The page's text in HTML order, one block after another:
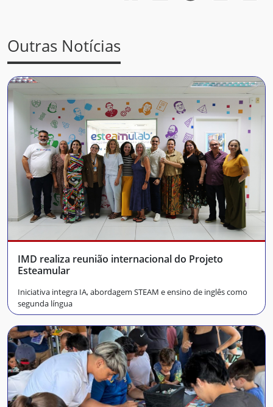
Outras Notícias
IMD realiza reunião internacional do Projeto
Esteamular
Iniciativa integra IA, abordagem STEAM e ensino de inglês como
segunda língua